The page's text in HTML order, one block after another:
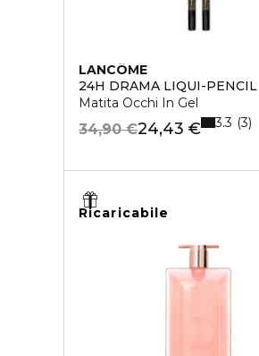
LANCÔME
24H DRAMA LIQUI-PENCIL
Matita Occhi In Gel
24,43 €
34,90 € 3.3 3
Ricaricabile